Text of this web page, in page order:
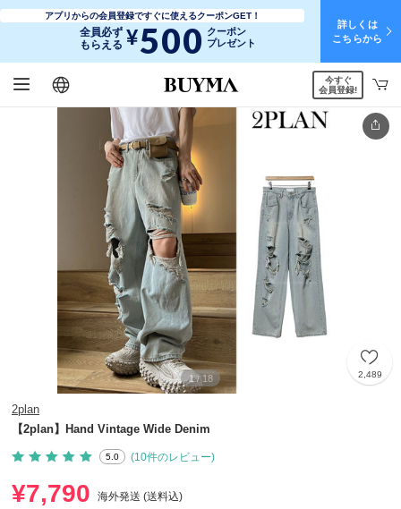
アプリからの会員登録ですぐに使えるクーポンGET！
全員必ず
もらえる ¥500 クーポン
プレゼント
詳しくは
こちらから
日本語
English
简体中文
繁體中文
今すぐ
会員登録!
1 / 18 2,489
2plan
【2plan】Hand Vintage Wide Denim
5.0 (10件のレビュー)
¥7,790 海外発送 (送料込)